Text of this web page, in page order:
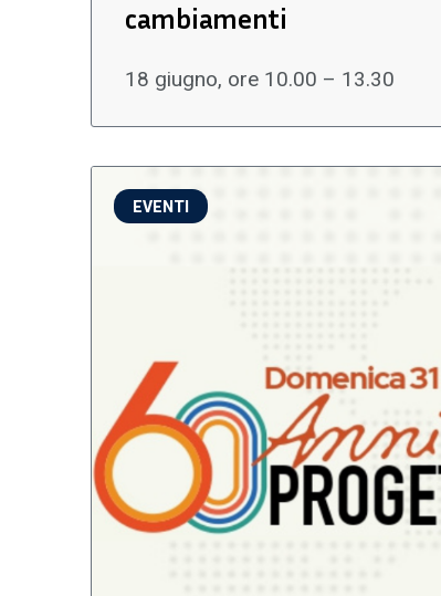
cambiamenti
18 giugno, ore 10.00 – 13.30
EVENTI